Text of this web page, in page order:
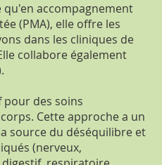
accompagnement
(PMA), elle offre les
dans les cliniques de
collabore également
des soins
Cette approche a un
source du déséquilibre et
(nerveux,